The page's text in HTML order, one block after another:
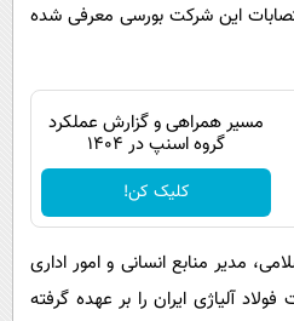
این شرکت بورسی معرفی شده
مسیر همراهی و گزارش عملکرد
گروه اسنپ در ۱۴۰۴
کلیک کن!
مدیر منابع انسانی و امور اداری
آلیاژی ایران را بر عهده گرفته